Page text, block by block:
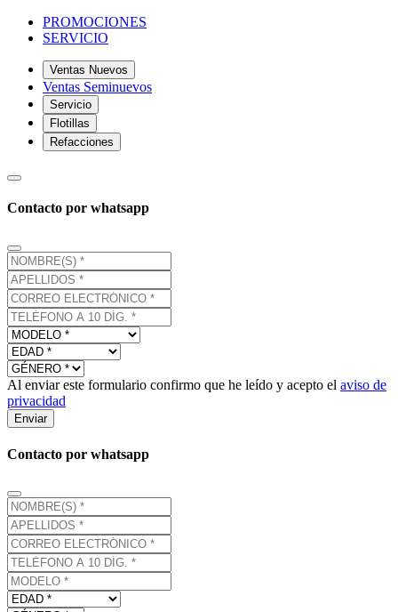
PROMOCIONES
SERVICIO
Ventas Nuevos
Ventas Seminuevos
Servicio
Flotillas
Refacciones
Contacto por whatsapp
Al enviar este formulario confirmo que he leído y acepto el aviso de
privacidad
Enviar
Contacto por whatsapp